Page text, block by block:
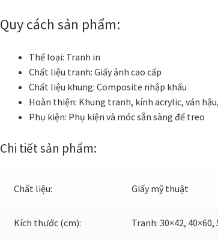
Quy cách sản phẩm:
Thể loại: Tranh in
Chất liệu tranh: Giấy ảnh cao cấp
Chất liệu khung: Composite nhập khẩu
Hoàn thiện: Khung tranh, kính acrylic, ván
Phụ kiện: Phụ kiện và móc sẵn sàng để treo
Chi tiết sản phẩm:
Chất liệu: Giấy mỹ thuật
Kích thước (cm): Tranh: 30×42, 40×60,